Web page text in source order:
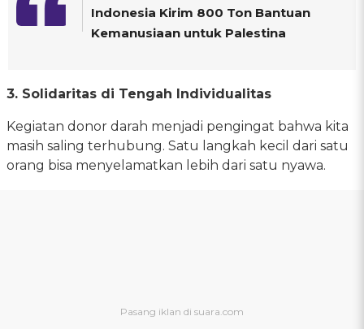
Indonesia Kirim 800 Ton Bantuan
Kemanusiaan untuk Palestina
3. Solidaritas di Tengah Individualitas
Kegiatan donor darah menjadi pengingat bahwa kita
masih saling terhubung. Satu langkah kecil dari satu
orang bisa menyelamatkan lebih dari satu nyawa.